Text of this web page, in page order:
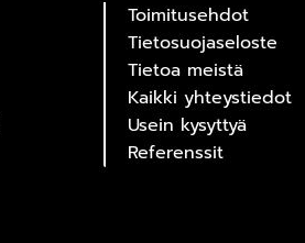
Toimitusehdot
Tietosuojaseloste
Tietoa meistä
Kaikki yhteystiedot
Usein kysyttyä
Referenssit